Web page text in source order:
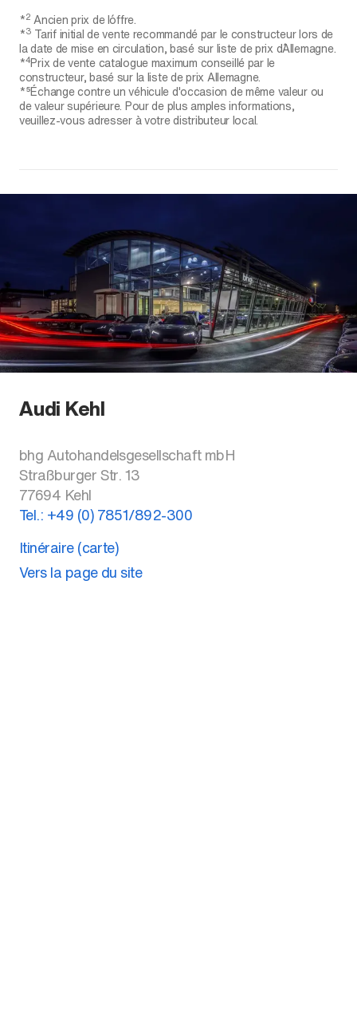
*2 Ancien prix de l´offre.
*3 Tarif initial de vente recommandé par le constructeur lors de
la date de mise en circulation, basé sur liste de prix d´Allemagne.
*4Prix de vente catalogue maximum conseillé par le
constructeur, basé sur la liste de prix Allemagne.
*⁵Échange contre un véhicule d'occasion de même valeur ou
de valeur supérieure. Pour de plus amples informations,
veuillez-vous adresser à votre distributeur local.
Audi Kehl
bhg Autohandelsgesellschaft mbH
Straßburger Str. 13
77694 Kehl
Tel.: +49 (0) 7851/892-300
Itinéraire (carte)
Vers la page du site